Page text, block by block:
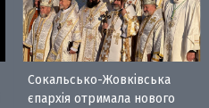
Сокальсько-Жовківська
єпархія отримала нового